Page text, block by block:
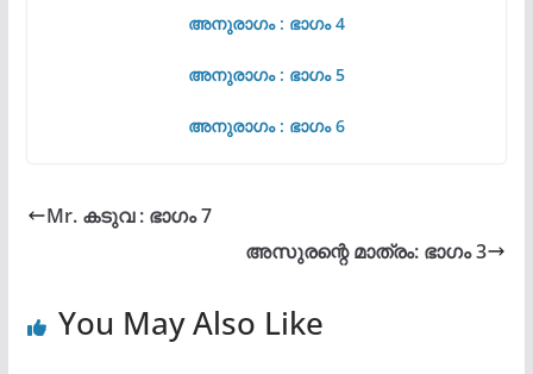
അനുരാഗം : ഭാഗം 4
അനുരാഗം : ഭാഗം 5
അനുരാഗം : ഭാഗം 6
Mr. കടുവ : ഭാഗം 7
അസുരന്റെ മാത്രം: ഭാഗം 3
You May Also Like